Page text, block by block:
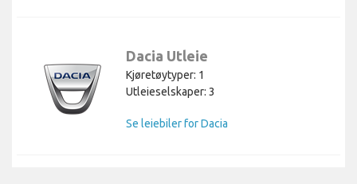
Dacia Utleie
Kjøretøytyper: 1
Utleieselskaper: 3
Se leiebiler for Dacia